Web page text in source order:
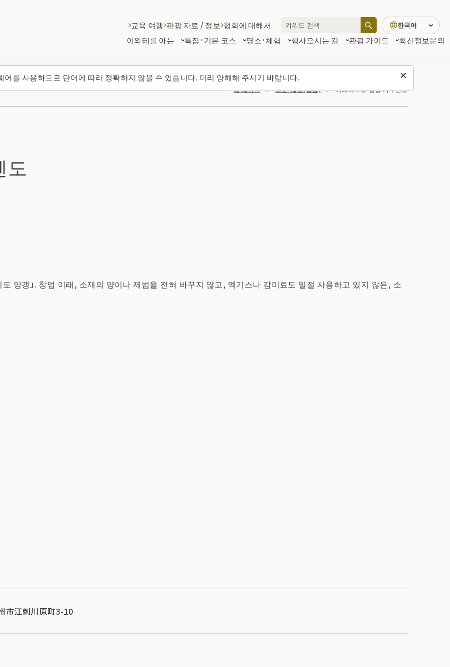
어를 사용하므로 단어에 따라 정확하지 않을 수 있습니다. 미리 양해해 주시기 바랍니다.
이와테를 아는 특집·기본 코스 명소·체험 행사오시는 길 관광 가이드 최신정보문의
교육 여행 관광 자료 / 정보 협회에 대해서 한국어
탑 페이지 스폿・체험(일람) 이와타니도 양갱 기쿠센도
도
양갱」. 창업 이래, 소재의 양이나 제법을 전혀 바꾸지 않고, 엑기스나 감미료도 일절 사용하고 있지 않은, 소
市江刺川原町3-10